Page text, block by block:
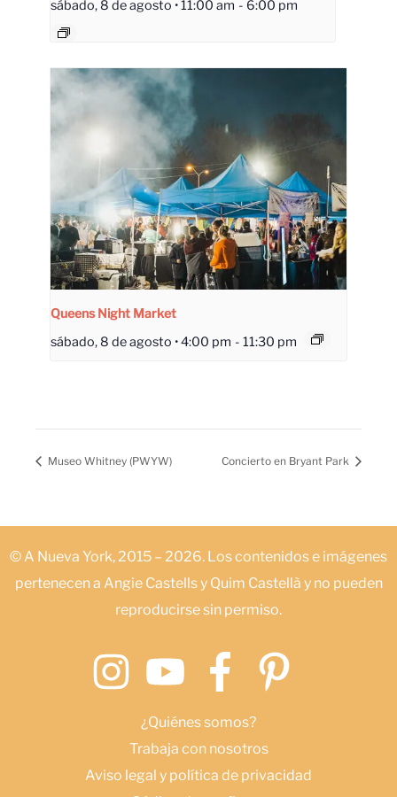
sábado, 8 de agosto • 11:00 am - 6:00 pm
Queens Night Market
sábado, 8 de agosto • 4:00 pm - 11:30 pm
Museo Whitney (PWYW) Concierto en Bryant Park
© A Nueva York, 2015 – 2026. Los contenidos e imágenes
pertenecen a Angie Castells y Quim Castellà y no pueden
reproducirse sin permiso.
¿Quiénes somos?
Trabaja con nosotros
Aviso legal y política de privacidad